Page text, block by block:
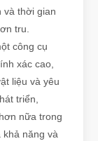
và thời gian
tru.
công cụ
xác cao,
liệu và yêu
triển,
nữa trong
năng và